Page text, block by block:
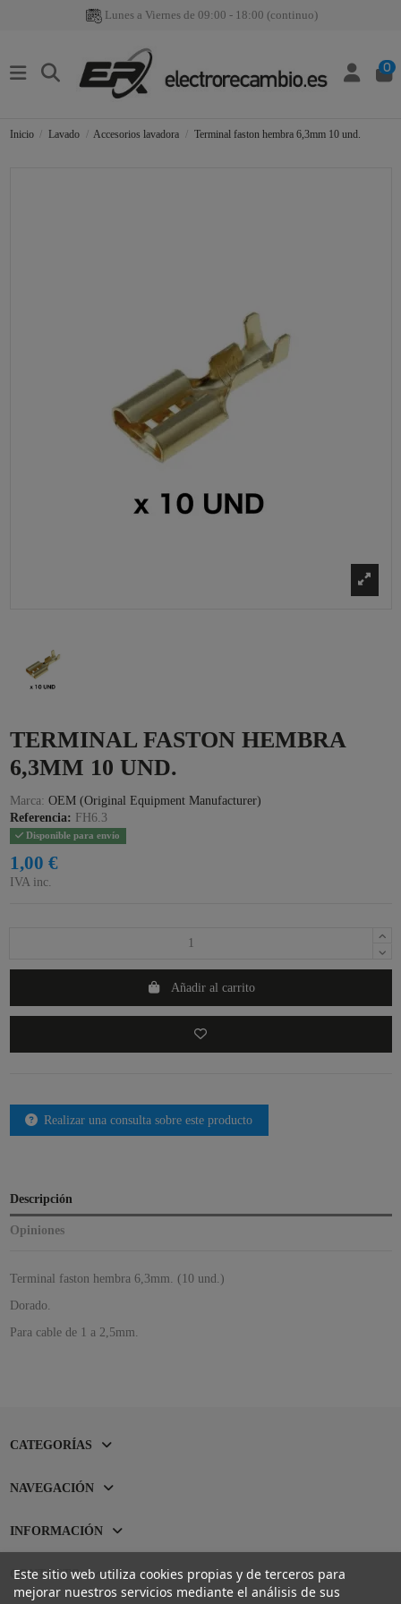
Lunes a Viernes de 09:00 - 18:00 (continuo)
0
Inicio Lavado Accesorios lavadora Terminal faston hembra 6,3mm 10 und.
TERMINAL FASTON HEMBRA
6,3MM 10 UND.
Marca: OEM (Original Equipment Manufacturer)
Referencia: FH6.3
Disponible para envío
1,00 €
IVA inc.
Añadir al carrito
Realizar una consulta sobre este producto
Descripción
Opiniones
Terminal faston hembra 6,3mm. (10 und.)
Dorado.
Para cable de 1 a 2,5mm.
CATEGORÍAS
NAVEGACIÓN
INFORMACIÓN
CONTACTO
Este sitio web utiliza cookies propias y de terceros para
mejorar nuestros servicios mediante el análisis de sus